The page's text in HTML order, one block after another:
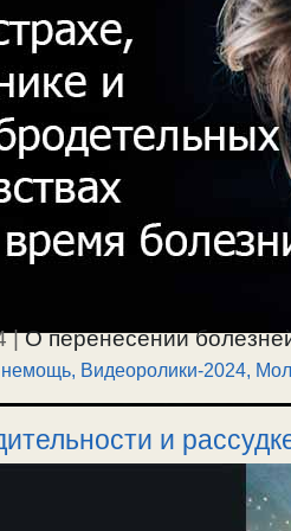
|О перенесении
и не переживать. О
чувств во время
немощь, Видеоролики-2024,
и